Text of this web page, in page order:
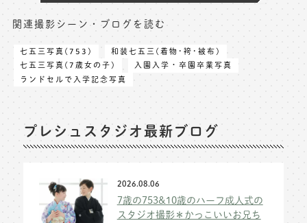
関連撮影シーン・ブログを読む
七五三写真(753)
和装七五三(着物･袴･被布)
七五三写真(7歳女の子)
入園入学・卒園卒業写真
ランドセルで入学記念写真
プレシュスタジオ最新ブログ
2026.08.06
7歳の753&10歳のハーフ成人式の
スタジオ撮影＊かっこいいお兄ち